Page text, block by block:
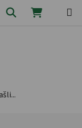
Hľadať